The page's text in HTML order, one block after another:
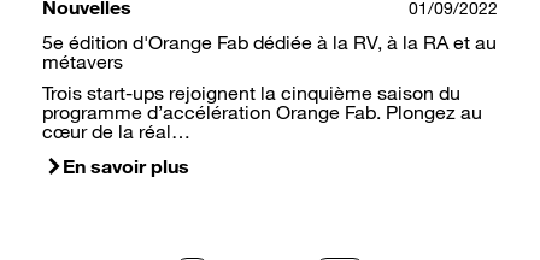
Nouvelles 01/09/2022
5e édition d'Orange Fab dédiée à la RV, à la RA et au
métavers
Trois start-ups rejoignent la cinquième saison du
programme d’accélération Orange Fab. Plongez au
cœur de la réal…
En savoir plus